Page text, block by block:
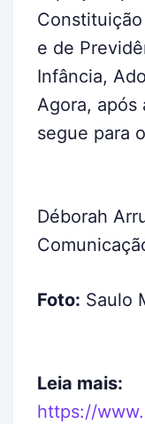
e de
Infância,
Agora, após
segue para
Déborah
Foto: Saulo
Leia mais:
https://